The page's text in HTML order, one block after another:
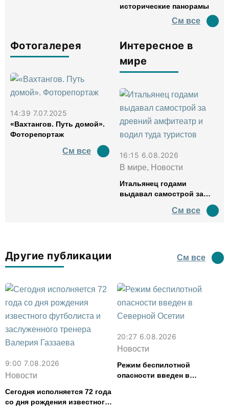
исторические панорамы
См все
Фотогалерея
14:39 7.07.2025
«Вахтангов. Путь домой».
Фоторепортаж
См все
Интересное в
мире
16:15 6.08.2026
В мире, Новости
Итальянец годами
выдавал самострой за
водил туда туристов
См все
Другие публикации См все
9:00 7.08.2026
Новости
Сегодня исполняется 72 года
со дня рождения известного
20:27 6.08.2026
Новости
Режим беспилотной
опасности введен в